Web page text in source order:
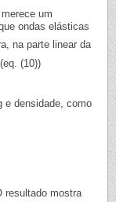
um
ondas elásticas
na parte linear da
(10))
e densidade, como
resultado mostra